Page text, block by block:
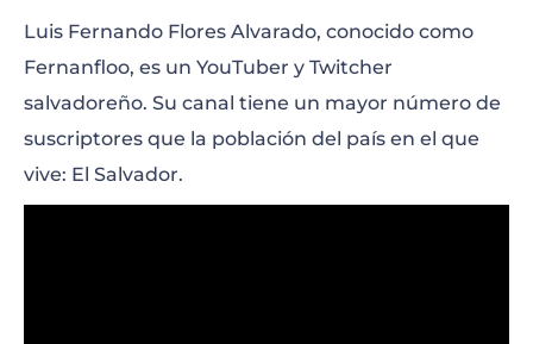
Luis Fernando Flores Alvarado, conocido como
Fernanfloo, es un YouTuber y Twitcher
salvadoreño. Su canal tiene un mayor número de
suscriptores que la población del país en el que
vive: El Salvador.